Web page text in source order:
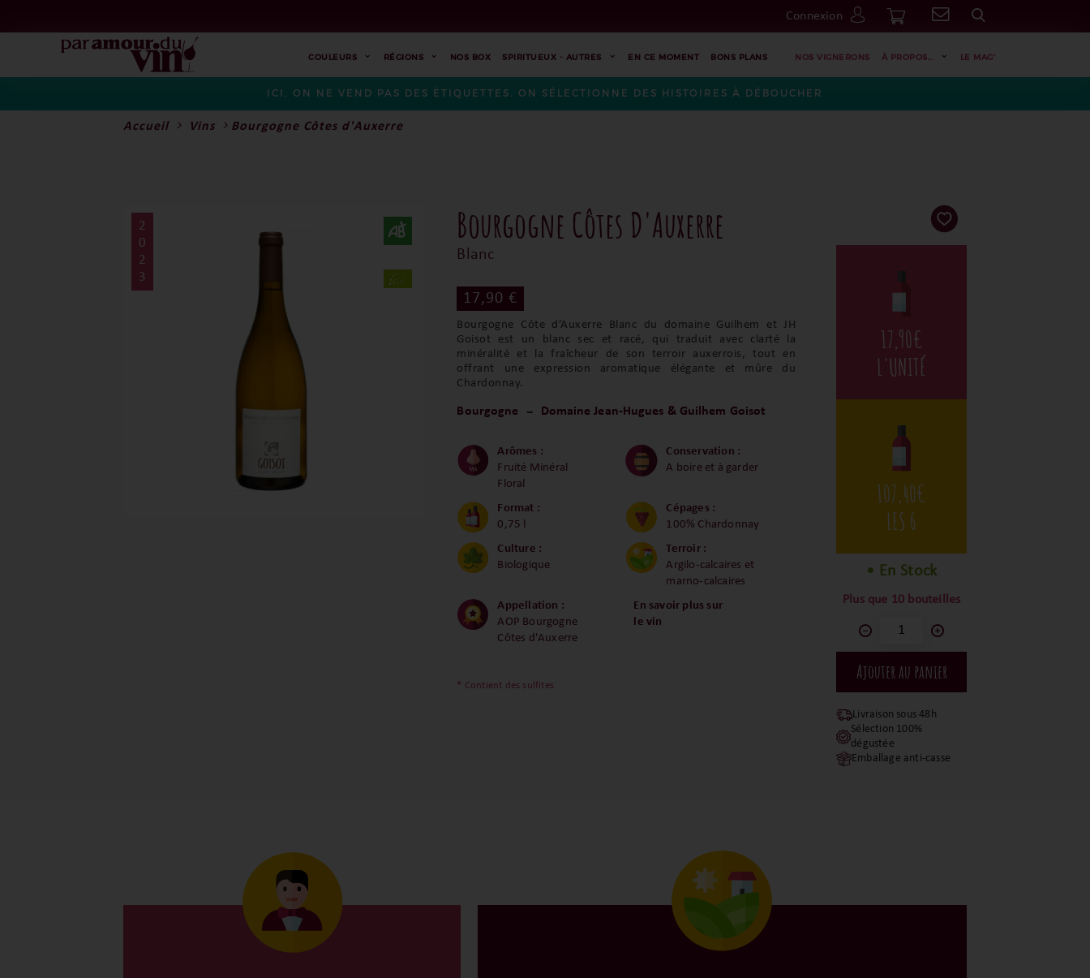
Connexion
Go
COULEURS RÉGIONS NOS BOX SPIRITUEUX - AUTRES EN CE MOMENT BONS PLANS NOS VIGNERONS À PROPOS... LE MAG'
ICI, ON NE VEND PAS DES ÉTIQUETTES. ON SÉLECTIONNE DES HISTOIRES À DÉBOUCHER
Accueil Vins Bourgogne Côtes d'Auxerre
2
0
2
3
Bourgogne Côtes D'Auxerre
Blanc
17,90 €
Bourgogne Côte d’Auxerre Blanc du domaine Guilhem et JH
Goisot est un blanc sec et racé, qui traduit avec clarté la
minéralité et la fraîcheur de son terroir auxerrois, tout en
offrant une expression aromatique élégante et mûre du
Chardonnay.
Bourgogne Domaine Jean-Hugues & Guilhem Goisot
Arômes :
Fruité Minéral
Floral
Conservation :
A boire et à garder
Format :
0,75 l
Cépages :
100% Chardonnay
Culture :
Biologique
Terroir :
Argilo-calcaires et
marno-calcaires
Appellation :
AOP Bourgogne
Côtes d'Auxerre
En savoir plus sur
le vin
* Contient des sulfites
17,90€
L'UNITÉ
107,40€
LES 6
• En Stock
Plus que 10 bouteilles
Livraison sous 48h
Sélection 100%
dégustée
Emballage anti-casse